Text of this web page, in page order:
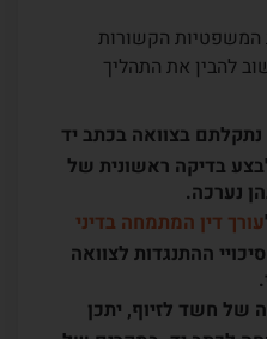
המשפטיות הקשורות
להבין את התהליך
בצוואה בכתב יד
בדיקה ראשונית של
נערכה.
עורך דין המתמחה בדיני
ההתנגדות לצוואה
חשד לזיוף, יתכן